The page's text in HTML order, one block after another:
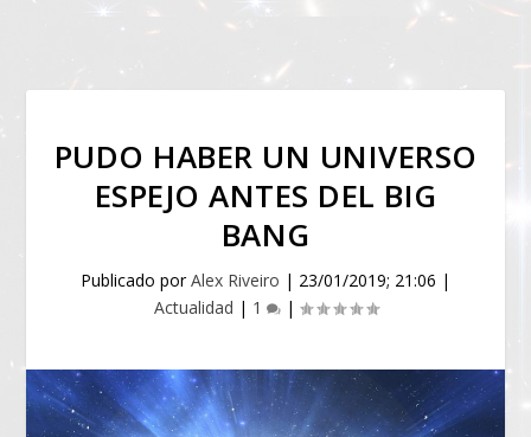
PUDO HABER UN UNIVERSO
ESPEJO ANTES DEL BIG
BANG
Publicado porAlex Riveiro | 23/01/2019; 21:06 |
Actualidad | 1 |